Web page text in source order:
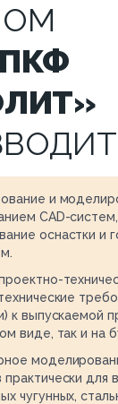
и
CAD-
оснастки и
к выпускаемой
виде, так и на
для
чугунных,